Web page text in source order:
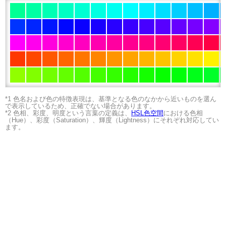
*1 色名および色の特徴表現は、基準となる色のなかから近いものを選ん
で表示しているため、正確でない場合があります。
*2 色相、彩度、明度という言葉の定義は、
HSL色空間 における色相
（Hue）、彩度（Saturation）、輝度（Lightness）にそれぞれ対応してい
ます。